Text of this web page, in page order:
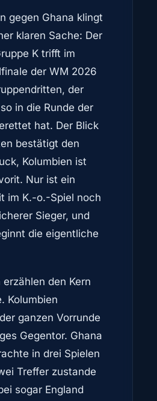
gegen Ghana klingt
klaren Sache: Der
K trifft im
der WM 2026
der
in die Runde der
hat. Der Blick
bestätigt den
Kolumbien ist
Nur ist ein
im K.-o.-Spiel noch
Sieger, und
die eigentliche
den Kern
Kolumbien
ganzen Vorrunde
Gegentor. Ghana
in drei Spielen
Treffer zustande
sogar England